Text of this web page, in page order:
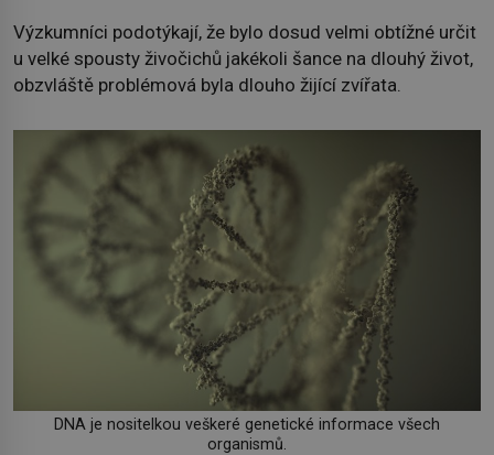
Výzkumníci podotýkají, že bylo dosud velmi obtížné určit
u velké spousty živočichů jakékoli šance na dlouhý život,
obzvláště problémová byla dlouho žijící zvířata.
DNA je nositelkou veškeré genetické informace všech
organismů.